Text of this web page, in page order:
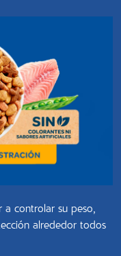
a controlar su peso,
alrededor todos